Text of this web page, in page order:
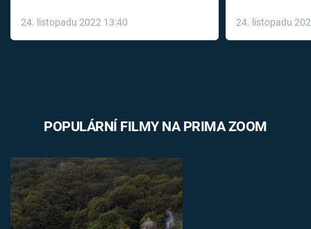
24. listopadu 2022 13:40
léky
24. listopadu
POPULÁRNÍ FILMY NA PRIMA ZOOM